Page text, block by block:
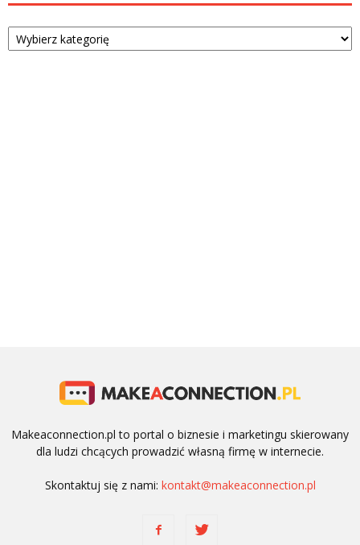
Kategorie
Makeaconnection.pl to portal o biznesie i marketingu skierowany
dla ludzi chcących prowadzić własną firmę w internecie.
Skontaktuj się z nami: kontakt@makeaconnection.pl